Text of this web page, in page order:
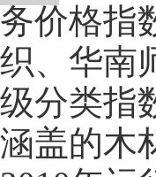
务价格指
织、华南
级分类指
涵盖的木